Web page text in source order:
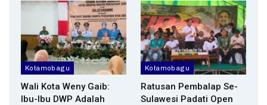
Kotamobagu
Wali Kota Weny Gaib:
Ibu-Ibu DWP Adalah
Kotamobagu
Ratusan Pembalap Se-
Sulawesi Padati Open